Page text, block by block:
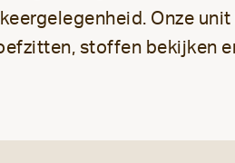
Onze
stoffen bekijken